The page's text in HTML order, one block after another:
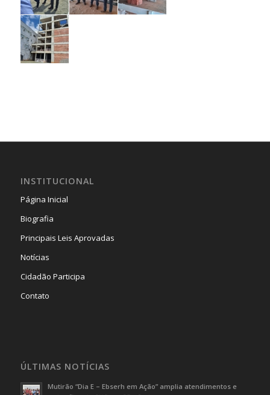
INSTITUCIONAL
Página Inicial
Biografia
Principais Leis Aprovadas
Notícias
Cidadão Participa
Contato
ÚLTIMAS NOTÍCIAS
Mutirão “Dia E – Ebserh em Ação” amplia atendimentos e